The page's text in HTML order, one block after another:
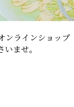
ンラインショップ
ませ。